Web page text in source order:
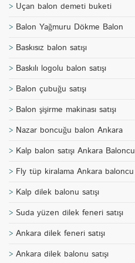
Uçan balon demeti buketi
Balon Yağmuru Dökme Balon
Baskısız balon satışı
Baskılı logolu balon satışı
Balon çubuğu satışı
Balon şişirme makinası satışı
Nazar boncuğu balon Ankara
Kalp balon satışı Ankara Baloncu
Fly tüp kiralama Ankara baloncu
Kalp dilek balonu satışı
Suda yüzen dilek feneri satışı
Ankara dilek feneri satışı
Ankara dilek balonu satışı